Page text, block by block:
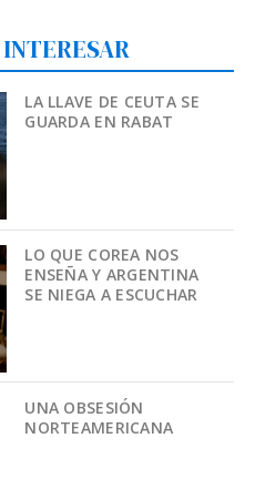
LA LLAVE DE CEUTA SE
GUARDA EN RABAT
LO QUE COREA NOS
ENSEÑA Y ARGENTINA
SE NIEGA A ESCUCHAR
UNA OBSESIÓN
NORTEAMERICANA